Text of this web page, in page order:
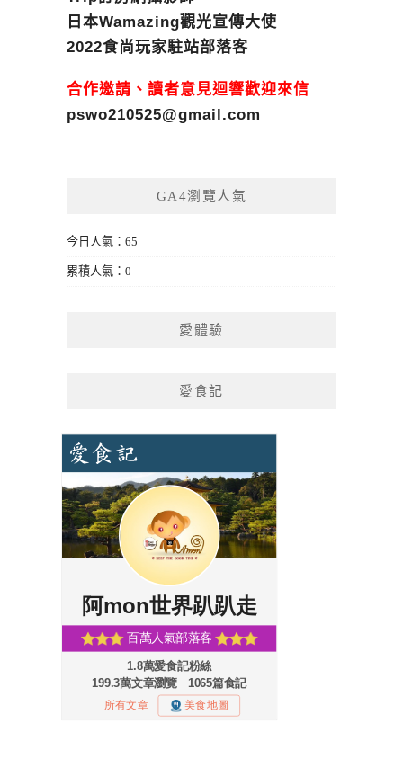
日本Wamazing觀光宣傳大使
2022食尚玩家駐站部落客
合作邀請、讀者意見迴響歡迎來信
pswo210525@gmail.com
GA4瀏覽人氣
今日人氣：65
累積人氣：0
愛體驗
愛食記